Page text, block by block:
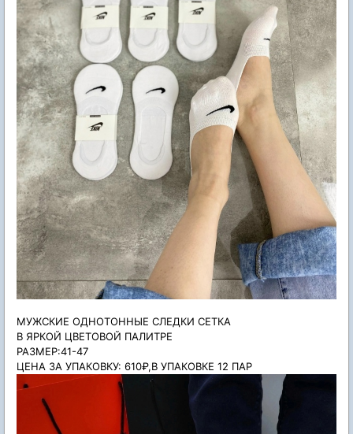
МУЖСКИЕ ОДНОТОННЫЕ СЛЕДКИ СЕТКА
В ЯРКОЙ ЦВЕТОВОЙ ПАЛИТРЕ
РАЗМЕР:41-47
ЦЕНА ЗА УПАКОВКУ: 610₽,В УПАКОВКЕ 12 ПАР